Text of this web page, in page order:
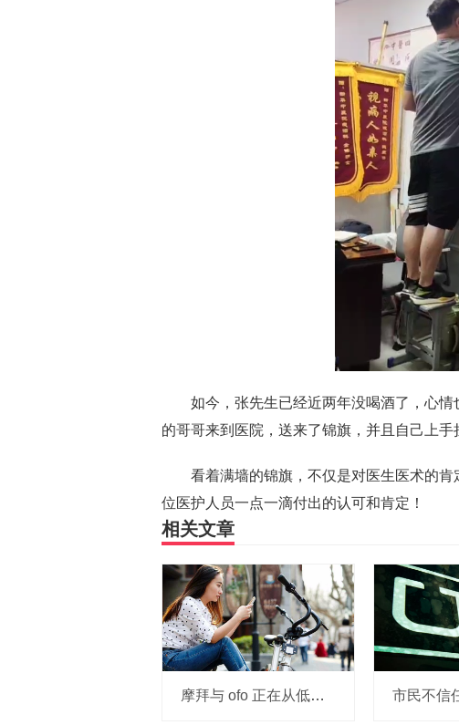
如今，张先生已经近两年没喝酒了，心
的哥哥来到医院，送来了锦旗，并且自己上手
看着满墙的锦旗，不仅是对医生医术的
位医护人员一点一滴付出的认可和肯定！
相关文章
摩拜与 ofo 正在从低端出发颠覆滴滴？三家的机会与风险